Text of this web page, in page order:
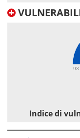
Indice di